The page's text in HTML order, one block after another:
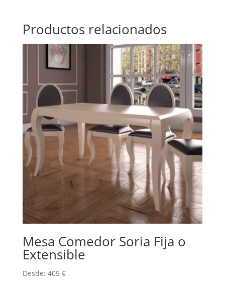
Productos relacionados
Mesa Comedor Soria Fija o
Extensible
Desde: 405 €